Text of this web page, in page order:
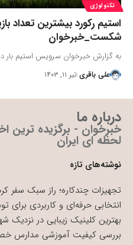
تکنولوژی
استیم رکورد بیشترین تعداد
شکست_خبرخوان
به گزارش خبرخوان سرویس استیم بار
علی باقری تیر ۱۱, ۱۴۰۳
درباره ما
خبرخوان - برگزیده ترین
لحظه ای ایران
نوشته‌های تازه
تجهیزات چندکاره؛ راز سبک سفر
انتخابی حرفه‌ای و کاربردی
بهترین کلینیک زیبایی در نزدیک
بررسی کیفیت آموزشی مدارس